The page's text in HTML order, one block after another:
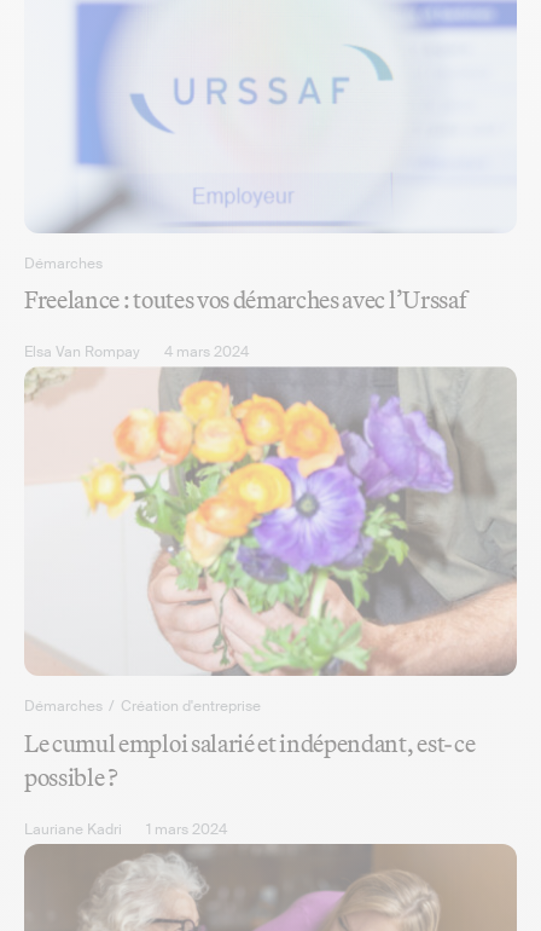
Démarches
Freelance : toutes vos démarches avec l’Urssaf
Elsa Van Rompay 4 mars 2024
Démarches / Création d'entreprise
Le cumul emploi salarié et indépendant, est-ce
possible ?
Lauriane Kadri 1 mars 2024